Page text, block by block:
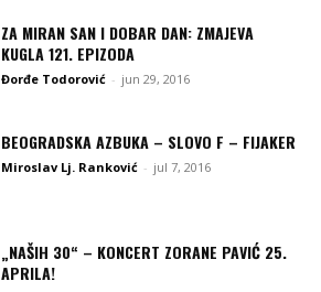
ZA MIRAN SAN I DOBAR DAN: ZMAJEVA
KUGLA 121. EPIZODA
Đorđe Todorović - jun 29, 2016
BEOGRADSKA AZBUKA – SLOVO F – FIJAKER
Miroslav Lj. Ranković - jul 7, 2016
„NAŠIH 30“ – KONCERT ZORANE PAVIĆ 25.
APRILA!